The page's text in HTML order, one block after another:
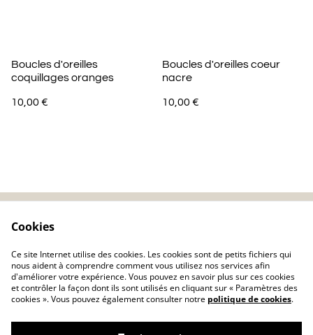
Boucles d'oreilles
coquillages oranges
10,00 €
Boucles d'oreilles coeur
nacre
10,00 €
confidentialité
Cookies
Ce site Internet utilise des cookies. Les cookies sont de petits fichiers qui
nous aident à comprendre comment vous utilisez nos services afin
d'améliorer votre expérience. Vous pouvez en savoir plus sur ces cookies
et contrôler la façon dont ils sont utilisés en cliquant sur « Paramètres des
cookies ». Vous pouvez également consulter notre politique de cookies.